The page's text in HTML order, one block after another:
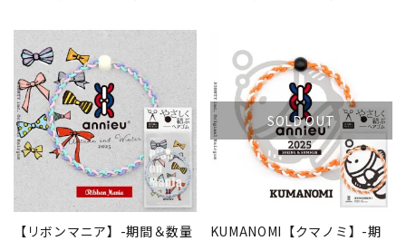
【リボンマニア】-期間＆数量
SOLD OUT
KUMANOMI【クマノミ】-期